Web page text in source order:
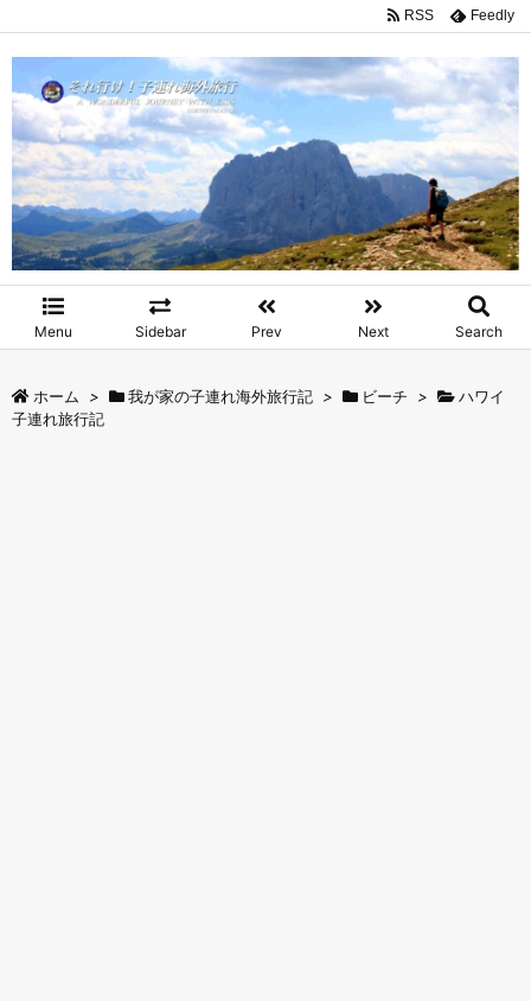
Menu Sidebar Prev Next Search
RSS Feedly
ホーム > 我が家の子連れ海外旅行記 > ビーチ >
ハワイ
子連れ旅行記